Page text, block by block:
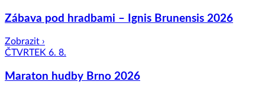
Zábava pod hradbami – Ignis Brunensis 2026
Zobrazit ›
ČTVRTEK 6. 8.
Maraton hudby Brno 2026